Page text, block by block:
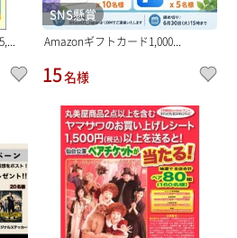
SNS懸賞
Amazonギフトカード1,000...
15名様